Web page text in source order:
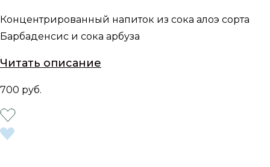
Концентрированный напиток из сока алоэ сорта
Барбаденсис и сока арбуза
Читать описание
700 руб.